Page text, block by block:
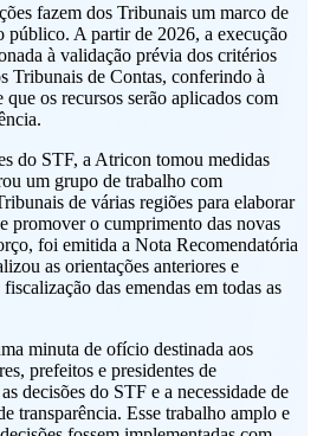
fazem dos Tribunais um marco de
público. A partir de 2026, a execução
à validação prévia dos critérios
Tribunais de Contas, conferindo à
os recursos serão aplicados com
do STF, a Atricon tomou medidas
um grupo de trabalho com
de várias regiões para elaborar
promover o cumprimento das novas
foi emitida a Nota Recomendatória
as orientações anteriores e
das emendas em todas as
minuta de ofício destinada aos
prefeitos e presidentes de
decisões do STF e a necessidade de
transparência. Esse trabalho amplo e